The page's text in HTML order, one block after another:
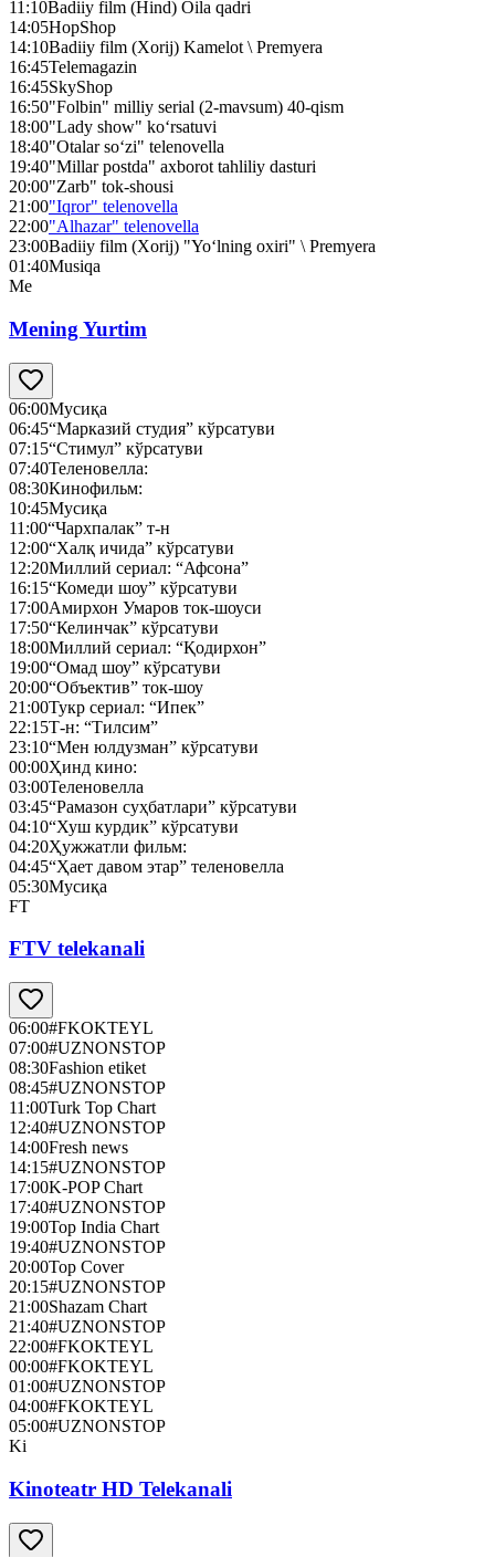
11:10Badiiy film (Hind) Oila qadri
14:05HopShop
14:10Badiiy film (Xorij) Kamelot \ Premyera
16:45Telemagazin
16:45SkyShop
16:50"Folbin" milliy serial (2-mavsum) 40-qism
18:00"Lady show" ko‘rsatuvi
18:40"Otalar so‘zi" telenovella
19:40"Millar postda" axborot tahliliy dasturi
20:00"Zarb" tok-shousi
21:00"Iqror" telenovella
22:00"Alhazar" telenovella
23:00Badiiy film (Xorij) "Yo‘lning oxiri" \ Premyera
01:40Musiqa
Me
Mening Yurtim
06:00Мусиқа
06:45“Марказий студия” кўрсатуви
07:15“Стимул” кўрсатуви
07:40Теленовелла:
08:30Кинофильм:
10:45Мусиқа
11:00“Чархпалак” т-н
12:00“Халқ ичида” кўрсатуви
12:20Миллий сериал: “Афсона”
16:15“Комеди шоу” кўрсатуви
17:00Амирхон Умаров ток-шоуси
17:50“Келинчак” кўрсатуви
18:00Миллий сериал: “Қодирхон”
19:00“Омад шоу” кўрсатуви
20:00“Объектив” ток-шоу
21:00Тукр сериал: “Ипек”
22:15Т-н: “Тилсим”
23:10“Мен юлдузман” кўрсатуви
00:00Ҳинд кино:
03:00Теленовелла
03:45“Рамазон суҳбатлари” кўрсатуви
04:10“Хуш курдик” кўрсатуви
04:20Ҳужжатли фильм:
04:45“Ҳает давом этар” теленовелла
05:30Мусиқа
FT
FTV telekanali
06:00#FKOKTEYL
07:00#UZNONSTOP
08:30Fashion etiket
08:45#UZNONSTOP
11:00Turk Top Chart
12:40#UZNONSTOP
14:00Fresh news
14:15#UZNONSTOP
17:00K-POP Chart
17:40#UZNONSTOP
19:00Top India Chart
19:40#UZNONSTOP
20:00Top Cover
20:15#UZNONSTOP
21:00Shazam Chart
21:40#UZNONSTOP
22:00#FKOKTEYL
00:00#FKOKTEYL
01:00#UZNONSTOP
04:00#FKOKTEYL
05:00#UZNONSTOP
Ki
Kinoteatr HD Telekanali